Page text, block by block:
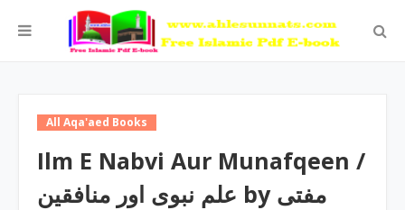
All Aqa'aed Books
Ilm E Nabvi Aur Munafqeen /
علم نبوی اور منافقین by مفتی